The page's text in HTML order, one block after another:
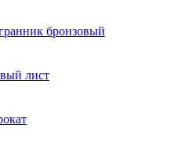
бронзовый
лист